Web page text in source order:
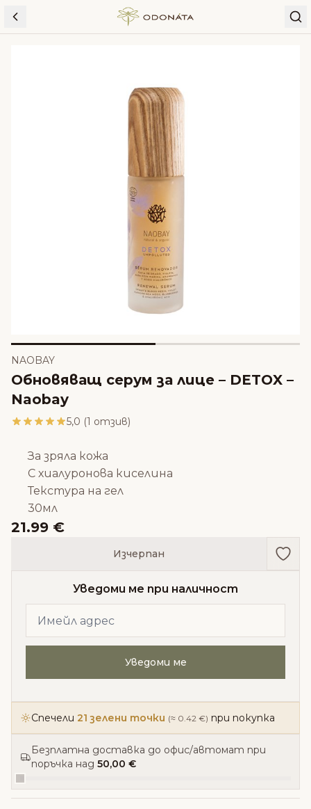
Skip to content
NAOBAY
Обновяващ серум за лице – DETOX –
Naobay
5,0 (1 отзив)
За зряла кожа
С хиалуронова киселина
Текстура на гел
30мл
21.99 €
Изчерпан
Уведоми ме при наличност
Уведоми ме
Спечели 21 зелени точки (≈ 0.42 €) при покупка
Безплатна доставка до офис/автомат при
поръчка над 50,00 €